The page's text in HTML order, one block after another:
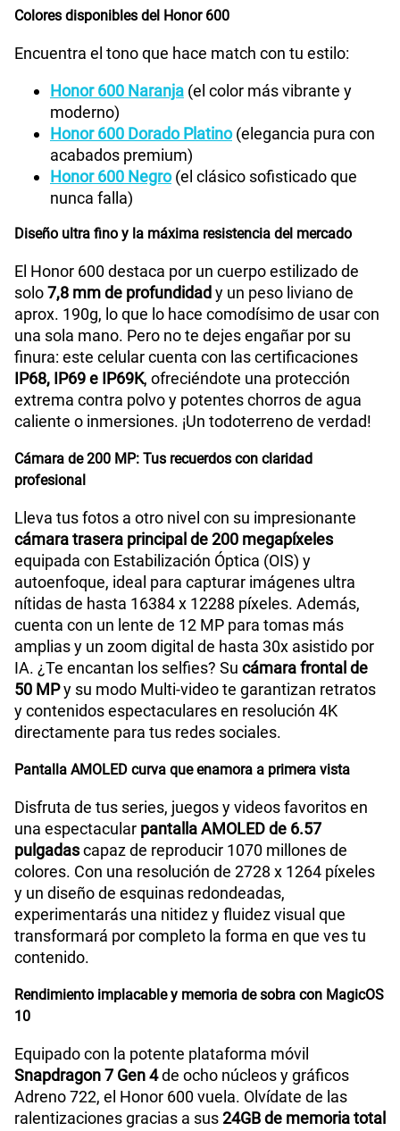
Colores disponibles del Honor 600
Encuentra el tono que hace match con tu estilo:
Honor 600 Naranja (el color más vibrante y
moderno)
Honor 600 Dorado Platino(elegancia pura con
acabados premium)
Honor 600 Negro(el clásico sofisticado que
nunca falla)
Diseño ultra fino y la máxima resistencia del mercado
El Honor 600 destaca por un cuerpo estilizado de
solo7,8 mm de profundidady un peso liviano de
aprox. 190g, lo que lo hace comodísimo de usar con
una sola mano. Pero no te dejes engañar por su
finura: este celular cuenta con las certificaciones
IP68, IP69 e IP69K, ofreciéndote una protección
extrema contra polvo y potentes chorros de agua
caliente o inmersiones. ¡Un todoterreno de verdad!
Cámara de 200 MP: Tus recuerdos con claridad
profesional
Lleva tus fotos a otro nivel con su impresionante
cámara trasera principal de 200 megapíxeles
equipada con Estabilización Óptica (OIS) y
autoenfoque, ideal para capturar imágenes ultra
nítidas de hasta 16384 x 12288 píxeles. Además,
cuenta con un lente de 12 MP para tomas más
amplias y un zoom digital de hasta 30x asistido por
IA. ¿Te encantan los selfies? Su cámara frontal de
50 MPy su modo Multi-video te garantizan retratos
y contenidos espectaculares en resolución 4K
directamente para tus redes sociales.
Pantalla AMOLED curva que enamora a primera vista
Disfruta de tus series, juegos y videos favoritos en
una espectacular pantalla AMOLED de 6.57
pulgadascapaz de reproducir 1070 millones de
colores. Con una resolución de 2728 x 1264 píxeles
y un diseño de esquinas redondeadas,
experimentarás una nitidez y fluidez visual que
transformará por completo la forma en que ves tu
contenido.
Rendimiento implacable y memoria de sobra con MagicOS
10
Equipado con la potente plataforma móvil
Snapdragon 7 Gen 4de ocho núcleos y gráficos
Adreno 722, el Honor 600 vuela. Olvídate de las
ralentizaciones gracias a sus24GB de memoria total